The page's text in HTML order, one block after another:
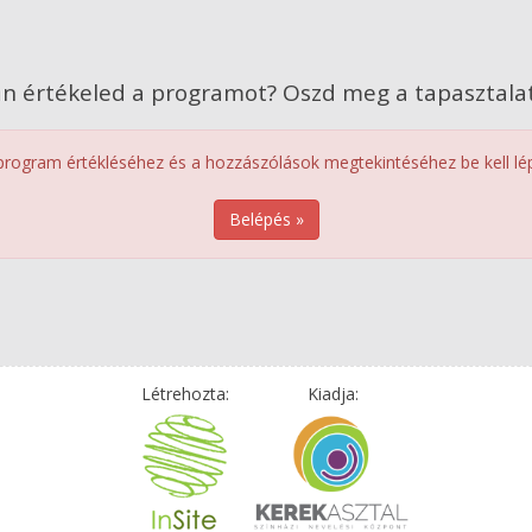
értékeled a programot? Oszd meg a
értékléséhez és a hozzászólások megtekintéséhez be kell
Belépés »
Létrehozta: Kiadja: